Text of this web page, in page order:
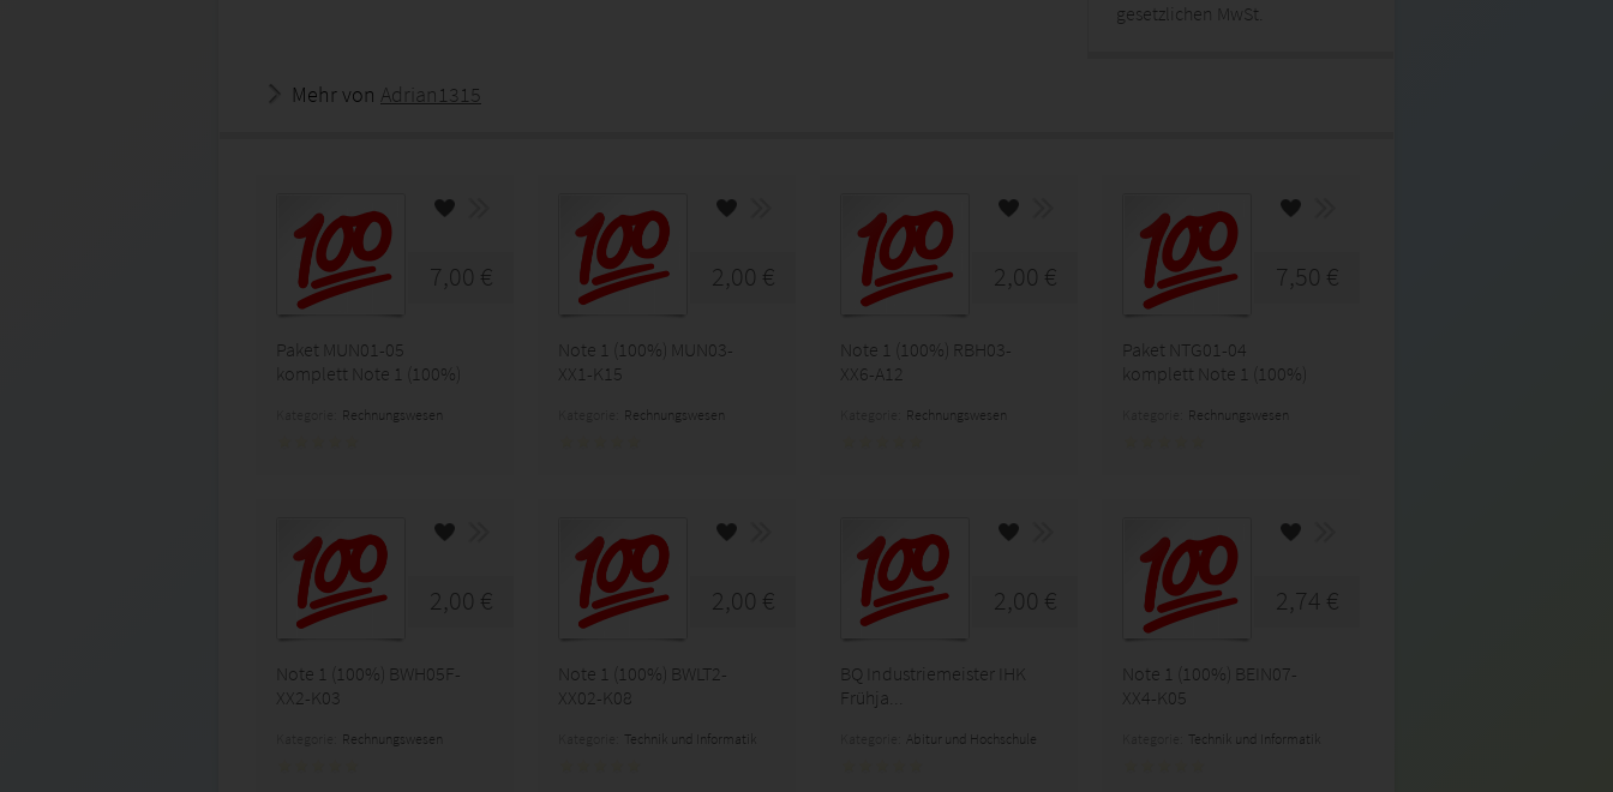
gesetzlichen MwSt.
Mehr von Adrian1315
7,00 €
Paket MUN01-05
komplett Note 1 (100%)
Rechnungswesen
2,00 €
Note 1 (100%) MUN03-
XX1-K15
Rechnungswesen
2,00 €
Note 1 (100%) RBH03-
XX6-A12
Rechnungswesen
7,50 €
Paket NTG01-04
komplett Note 1 (100%)
Rechnungswesen
2,00 €
Note 1 (100%) BWH05F-
XX2-K03
Rechnungswesen
2,00 €
Note 1 (100%) BWLT2-
XX02-K08
Technik und Informatik
2,00 €
BQ Industriemeister IHK
Frühja...
Abitur und Hochschule
2,74 €
Note 1 (100%) BEIN07-
XX4-K05
Technik und Informatik